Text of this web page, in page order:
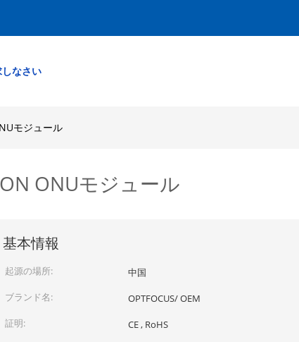
なさい
モジュール
ONUモジュール
基本情報
起源の場所:
中国
ブランド名:
OPTFOCUS/ OEM
証明:
CE , RoHS